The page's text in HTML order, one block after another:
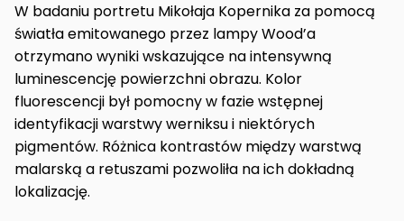
W badaniu portretu Mikołaja Kopernika za pomocą
światła emitowanego przez lampy Wood’a
otrzymano wyniki wskazujące na intensywną
luminescencję powierzchni obrazu. Kolor
fluorescencji był pomocny w fazie wstępnej
identyfikacji warstwy werniksu i niektórych
pigmentów. Różnica kontrastów między warstwą
malarską a retuszami pozwoliła na ich dokładną
lokalizację.